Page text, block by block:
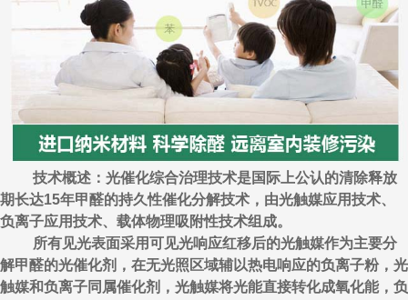
技术概述：光催化综合治理技术是国际上公认的清除释放
期长达15年甲醛的持久性催化分解技术，由光触媒应用技术、
负离子应用技术、载体物理吸附性技术组成。
所有见光表面采用可见光响应红移后的光触媒作为主要分
解甲醛的光催化剂，在无光照区域辅以热电响应的负离子粉，光
触媒和负离子同属催化剂，光触媒将光能直接转化成氧化能，负